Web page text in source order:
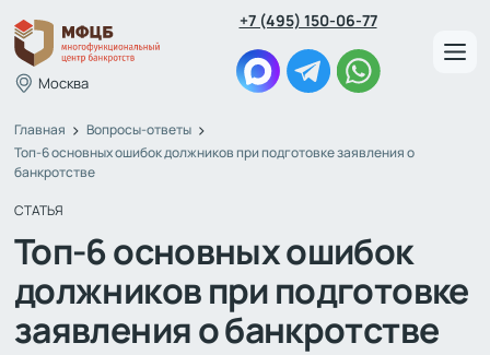
Москва
+7 (495) 150-06-77
Главная
Вопросы-ответы
Топ-6 основных ошибок должников при подготовке заявления о
банкротстве
СТАТЬЯ
Топ-6 основных ошибок
должников при подготовке
заявления о банкротстве